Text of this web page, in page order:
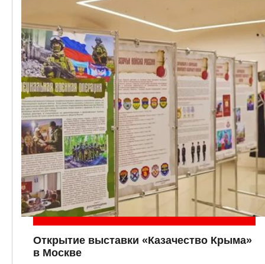
Открытие выставки «Казачество Крыма»
в Москве